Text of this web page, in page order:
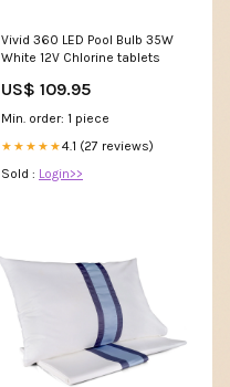
Vivid 360 LED Pool Bulb 35W
White 12V Chlorine tablets
US$ 109.95
Min. order: 1 piece
★★★★★4.1 (27 reviews)
Sold : Login>>